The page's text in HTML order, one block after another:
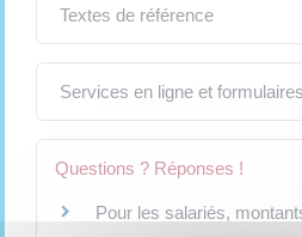
Textes de référence
Services en ligne et formulaires
Questions ? Réponses !
Pour les salariés,